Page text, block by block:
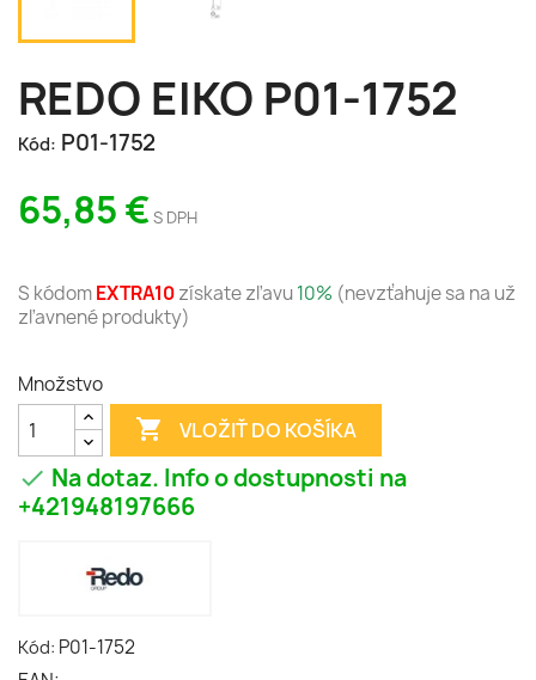
REDO EIKO P01-1752
Kód: P01-1752
65,85 €S DPH
S kódomEXTRA10získate zľavu10% (nevzťahuje sa na už
zľavnené produkty)
Množstvo
 VLOŽIŤ DO KOŠÍKA
 Na dotaz. Info o dostupnosti na
+421948197666
Kód: P01-1752